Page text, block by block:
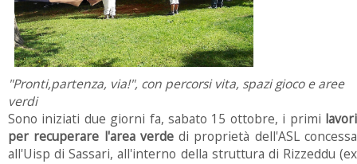
"Pronti,partenza, via!", con percorsi vita, spazi gioco e aree
verdi
Sono iniziati due giorni fa, sabato 15 ottobre, i primi lavori
per recuperare l'area verdedi proprietà dell'ASL concessa
all'Uisp di Sassari, all'interno della struttura di Rizzeddu (ex